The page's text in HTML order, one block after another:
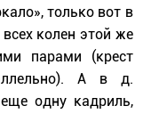
только вот в
колен этой же
парами (крест
А в д.
одну кадриль,